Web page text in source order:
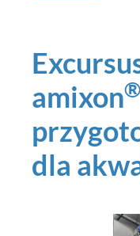
amixon®
dla